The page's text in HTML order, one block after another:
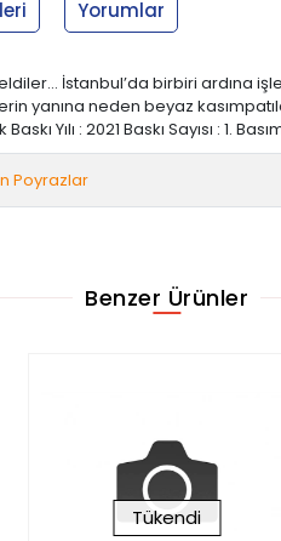
Yorumlar
İstanbul’da birbiri ardına
neden beyaz
Yılı : 2021 Baskı Sayısı : 1.
Poyrazlar
Benzer Ürünler
Tükendi